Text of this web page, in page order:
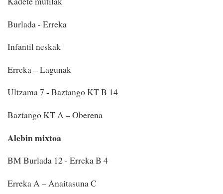
Burlada - Erreka
Infantil neskak
Erreka – Lagunak
Ultzama 7 - Baztango KT B 14
Baztango KT A – Oberena
Alebin mixtoa
BM Burlada 12 - Erreka B 4
Erreka A – Anaitasuna C